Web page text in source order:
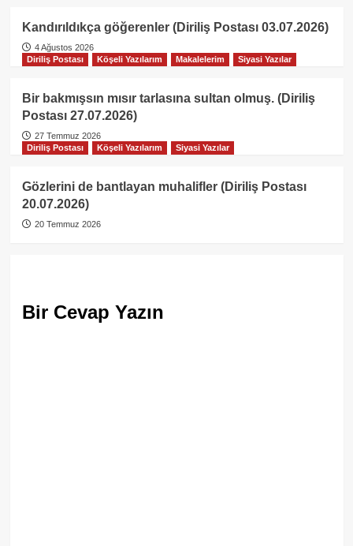
Kandırıldıkça göğerenler (Diriliş Postası 03.07.2026)
4 Ağustos 2026
Diriliş Postası
Köşeli Yazılarım Makalelerim Siyasi Yazılar
Bir bakmışsın mısır tarlasına sultan olmuş. (Diriliş
Postası 27.07.2026)
27 Temmuz 2026
Diriliş Postası
Köşeli Yazılarım Siyasi Yazılar
Gözlerini de bantlayan muhalifler (Diriliş Postası
20.07.2026)
20 Temmuz 2026
Bir Cevap Yazın